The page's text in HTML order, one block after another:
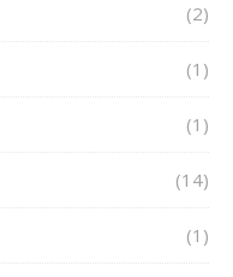
(2)
(1)
(1)
(14)
(1)